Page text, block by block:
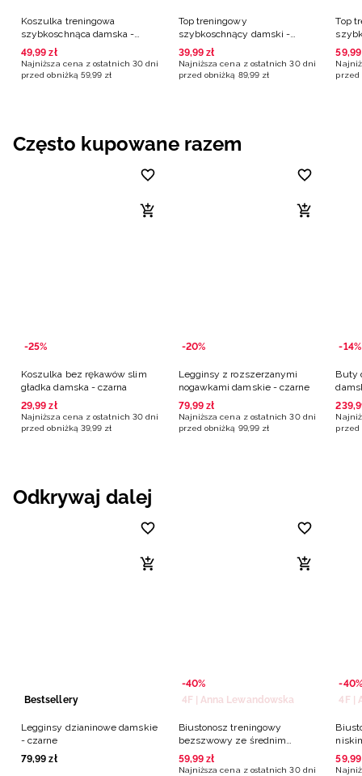
Koszulka treningowa
szybkoschnąca damska -
czarna
49,99 zł
Najniższa cena z ostatnich 30 dni
przed obniżką 59,99 zł
Top treningowy
szybkoschnący damski -
czarny
39,99 zł
Najniższa cena z ostatnich 30 dni
przed obniżką 89,99 zł
Top
59,99
przed
Często kupowane razem
-25%
Koszulka bez rękawów slim
gładka damska - czarna
29,99 zł
Najniższa cena z ostatnich 30 dni
przed obniżką 39,99 zł
-20%
Legginsy z rozszerzanymi
nogawkami damskie - czarne
79,99 zł
Najniższa cena z ostatnich 30 dni
przed obniżką 99,99 zł
-14%
Buty
239,
przed
Odkrywaj dalej
Bestsellery
Legginsy dzianinowe damskie
- czarne
79,99 zł
-40%
4F | Anna Lewandowska
Biustonosz treningowy
bezszwowy ze średnim
wsparciem 4F | Anna
Lewandowska - niebieski
59,99 zł
Najniższa cena z ostatnich 30 dni
-40%
4F |
59,99